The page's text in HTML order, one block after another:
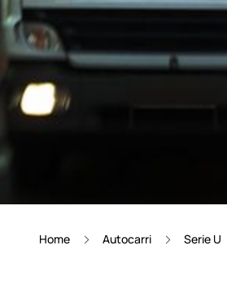
Home Autocarri Serie U